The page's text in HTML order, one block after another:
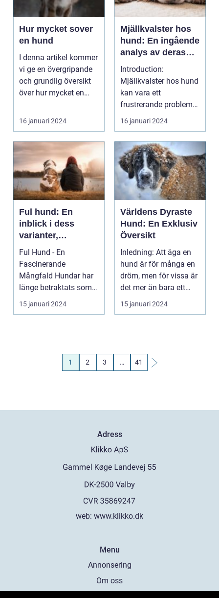
Hur mycket sover
en hund
I denna artikel kommer
vi ge en övergripande
och grundlig översikt
över hur mycket en
16 januari 2024
Mjällkvalster hos
hund: En ingående
analys av deras
natur och
egenskaper
Introduction:
Mjällkvalster hos hund
kan vara ett
frustrerande problem
för både hundägare
och deras ...
16 januari 2024
Ful hund: En
inblick i dess
varianter,
egenskaper och
historiska
betydelse
Ful Hund - En
Fascinerande
Mångfald Hundar har
länge betraktats som
människans bästa vän
och att sk...
15 januari 2024
Världens Dyraste
Hund: En Exklusiv
Översikt
Inledning: Att äga en
hund är för många en
dröm, men för vissa är
det mer än bara ett
sällskapsdjur ...
15 januari 2024
1 2 3 … 41
Adress
web: www.klikko.dk
Menu
Annonsering
Om oss